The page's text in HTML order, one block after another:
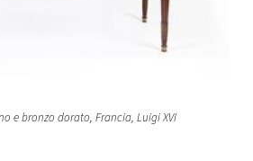
e bronzo dorato, Francia, Luigi XVI